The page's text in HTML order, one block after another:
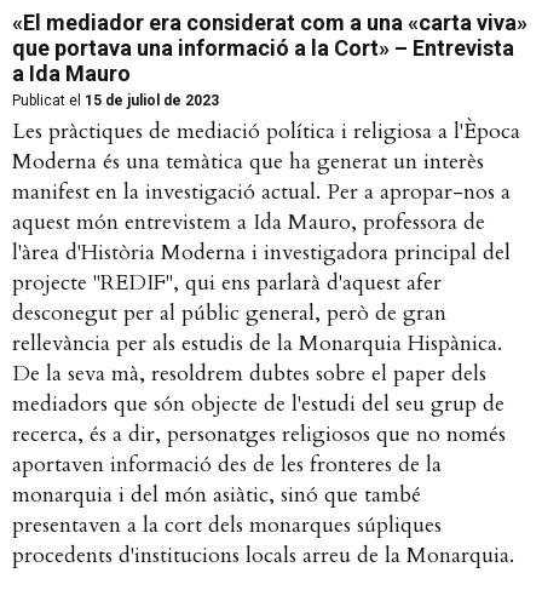
«El mediador era considerat com a una «carta viva»
que portava una informació a la Cort» – Entrevista
a Ida Mauro
Publicat el 15 de juliol de 2023
Les pràctiques de mediació política i religiosa a l'Època
Moderna és una temàtica que ha generat un interès
manifest en la investigació actual. Per a apropar-nos a
aquest món entrevistem a Ida Mauro, professora de
l'àrea d'Història Moderna i investigadora principal del
projecte "REDIF", qui ens parlarà d'aquest afer
desconegut per al públic general, però de gran
rellevància per als estudis de la Monarquia Hispànica.
De la seva mà, resoldrem dubtes sobre el paper dels
mediadors que són objecte de l'estudi del seu grup de
recerca, és a dir, personatges religiosos que no només
aportaven informació des de les fronteres de la
monarquia i del món asiàtic, sinó que també
presentaven a la cort dels monarques súpliques
procedents d'institucions locals arreu de la Monarquia.